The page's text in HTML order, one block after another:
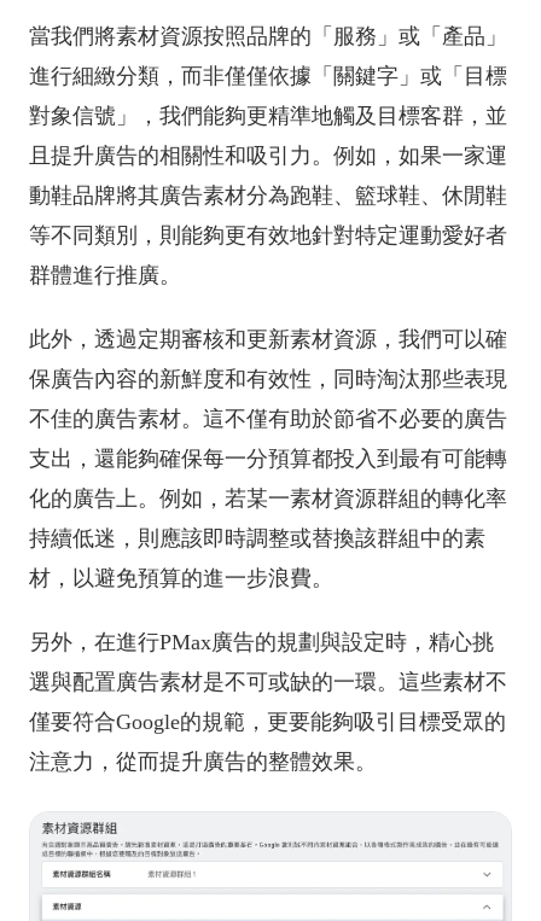
當我們將素材資源按照品牌的「服務」或「產品」
進行細緻分類，而非僅僅依據「關鍵字」或「目標
對象信號」，我們能夠更精準地觸及目標客群，並
且提升廣告的相關性和吸引力。例如，如果一家運
動鞋品牌將其廣告素材分為跑鞋、籃球鞋、休閒鞋
等不同類別，則能夠更有效地針對特定運動愛好者
群體進行推廣。
此外，透過定期審核和更新素材資源，我們可以確
保廣告內容的新鮮度和有效性，同時淘汰那些表現
不佳的廣告素材。這不僅有助於節省不必要的廣告
支出，還能夠確保每一分預算都投入到最有可能轉
化的廣告上。例如，若某一素材資源群組的轉化率
持續低迷，則應該即時調整或替換該群組中的素
材，以避免預算的進一步浪費。
另外，在進行PMax廣告的規劃與設定時，精心挑
選與配置廣告素材是不可或缺的一環。這些素材不
僅要符合Google的規範，更要能夠吸引目標受眾的
注意力，從而提升廣告的整體效果。